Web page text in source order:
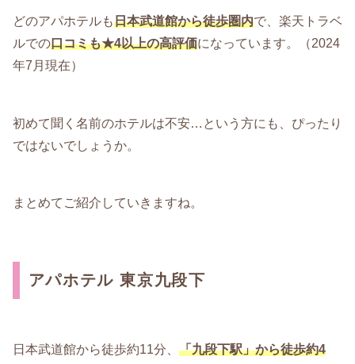
どのアパホテルも日本武道館から徒歩圏内で、楽天トラベ
ルでの口コミも★4以上の高評価になっています。（2024
年7月現在）
初めて聞く名前のホテルは不安…という方にも、ぴったり
ではないでしょうか。
まとめてご紹介していきますね。
アパホテル 東京九段下
日本武道館から徒歩約11分、 「九段下駅」から徒歩約4